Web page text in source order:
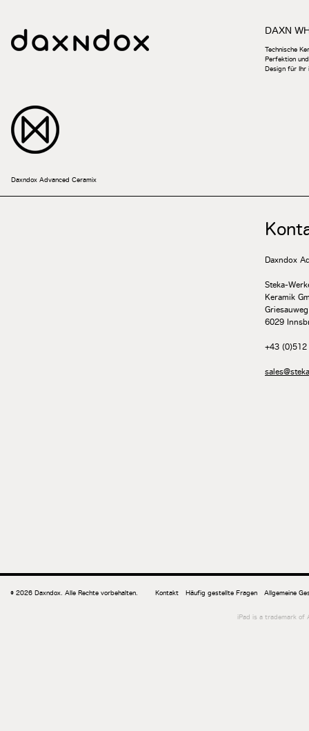
DAXN
Technische
Perfektion
Design für Ihr
Daxndox Advanced Ceramix
Daxndox
Steka-
Keramik
6029
+43
© 2026 Daxndox. Alle Rechte vorbehalten. Kontakt Häufig gestellte Fragen Allgemeine
iPad is a trademark of